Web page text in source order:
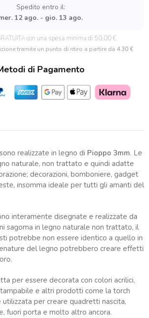
Spedito entro il:
12 ago. - gio. 13 ago.
con una spesa minima di 50,00 €
tramite un punto di ritiro a partire da 4.30 €
di Pagamento
realizzate in legno di Pioppo 3mm. Le
naturale, non trattato e quindi adatte
decorazioni, bomboniere, gadget
insomma ideale per tutti gli amanti del
interamente disegnate e realizzate da
sagoma in legno naturale non trattato, il
potrebbe non essere identico a quello in
del legno potrebbero creare effetti
per essere decorata con colori acrilici,
e altri prodotti come la torch
per creare quadretti nascita,
fuori porta e molto altro ancora.